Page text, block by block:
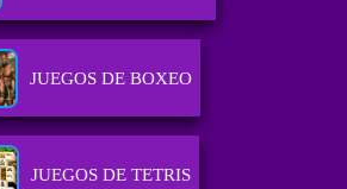
JUEGOS DE BOXEO
JUEGOS DE TETRIS